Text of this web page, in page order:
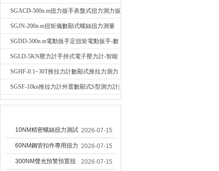
輻稱重壓力測力計
SGACD-500n.m扭力扳手表盤式扭力測力扳
手-表盤扭力矩檢測扳手
SGJN-200n.m扭矩儀數顯式螺絲扭力測量
儀-螺栓扭力矩測試儀
SGDD-500n.m電動扳手定扭矩電動扳手-數
顯式電動定扭力矩扳手
SGLD-5KN壓力計手持式電子壓力計-智能
電子式壓力測力計
SGHF-0.1~30T推拉力計數顯式推拉力測力
計-數字拉壓力雙向測力儀
SGSF-10kn推拉力計外置數顯式S型測力計|
手持連線式拉壓力計
10NM精密螺絲扭力測試
專用扭矩扳手,產線質檢
螺絲扭力專用扳手廠家
2026-07-15
60NM鋼管扣件專用扭力
扳手 腳手架扭力檢測扳
2026-07-15
300NM聲光預警預置扭 2026-07-15